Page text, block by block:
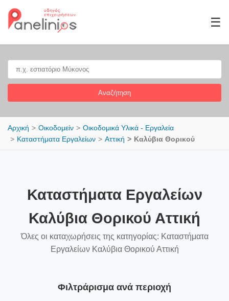
☰
Αναζήτηση
Αρχική Οικοδομείν
Οικοδομικά Υλικά - Εργαλεία
Καταστήματα Εργαλείων
Αττική Καλύβια Θορικού
Καταστήματα Εργαλείων
Καλύβια Θορικού Αττική
Όλες οι καταχωρήσεις της κατηγορίας: Καταστήματα
Εργαλείων Καλύβια Θορικού Αττική
Φιλτράρισμα ανά περιοχή